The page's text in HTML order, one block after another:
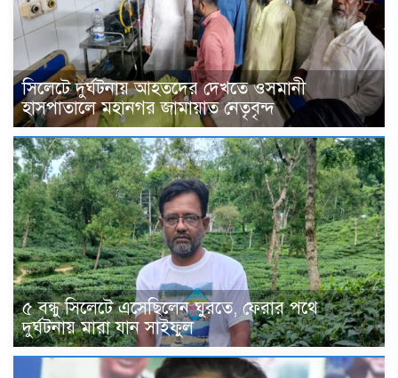
সিলেটে দুর্ঘটনায় আহতদের দেখতে ওসমানী
হাসপাতালে মহানগর জামায়াত নেতৃবৃন্দ
৫ বন্ধু সিলেটে এসেছিলেন ঘুরতে, ফেরার পথে
দুর্ঘটনায় মারা যান সাইফুল